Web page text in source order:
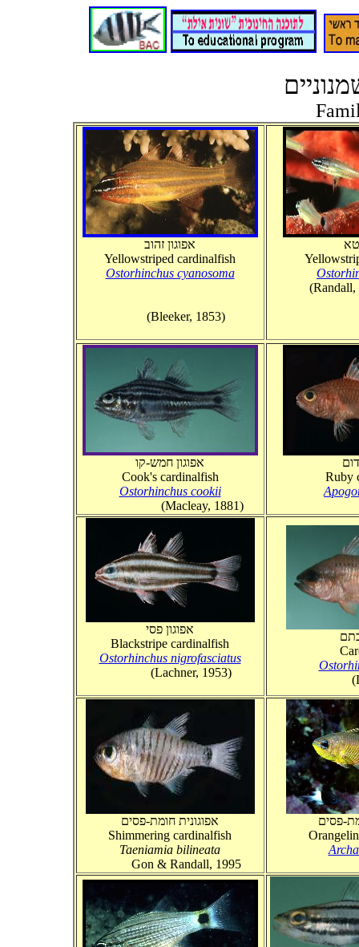
אפוגון זהוב
Yellowstriped cardinalfish
Ostorhinchus cyanosoma
(Bleeker, 1853)
(Randall,
אפוגון חמש-קו
Cook's cardinalfish
Ostorhinchus cookii
(Macleay, 1881)
Ruby
אפוגון פסי
Blackstripe cardinalfish
Ostorhinchus nigrofasciatus
(Lachner, 1953)
אפוגונית חומת-פסים
Shimmering cardinalfish
Taeniamia bilineata
Gon & Randall, 1995
פסים